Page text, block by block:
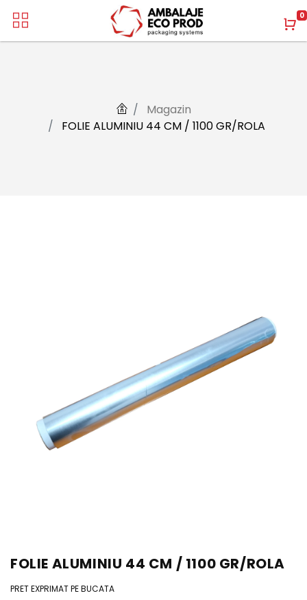
0
Magazin
FOLIE ALUMINIU 44 CM / 1100 GR/ROLA
FOLIE ALUMINIU 44 CM / 1100 GR/ROLA
PRET EXPRIMAT PE BUCATA